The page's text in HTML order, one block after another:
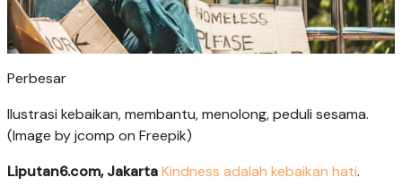
Perbesar
Ilustrasi kebaikan, membantu, menolong, peduli sesama.
(Image by jcomp on Freepik)
Liputan6.com, JakartaKindness adalah kebaikan hati.